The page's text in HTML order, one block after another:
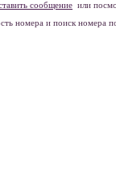
сообщение или
номера и поиск номера